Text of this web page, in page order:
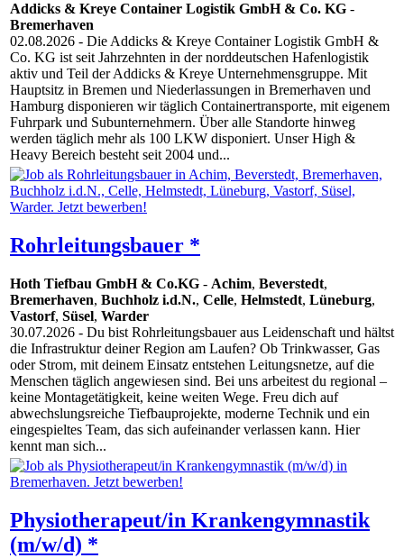
Addicks & Kreye Container Logistik GmbH & Co. KG -
Bremerhaven
02.08.2026 - Die Addicks & Kreye Container Logistik GmbH &
Co. KG ist seit Jahrzehnten in der norddeutschen Hafenlogistik
aktiv und Teil der Addicks & Kreye Unternehmensgruppe. Mit
Hauptsitz in Bremen und Niederlassungen in Bremerhaven und
Hamburg disponieren wir täglich Containertransporte, mit eigenem
Fuhrpark und Subunternehmern. Über alle Standorte hinweg
werden täglich mehr als 100 LKW disponiert. Unser High &
Heavy Bereich besteht seit 2004 und...
Rohrleitungsbauer *
Hoth Tiefbau GmbH & Co.KG - Achim, Beverstedt,
Bremerhaven, Buchholz i.d.N., Celle, Helmstedt, Lüneburg,
Vastorf, Süsel, Warder
30.07.2026 - Du bist Rohrleitungsbauer aus Leidenschaft und hältst
die Infrastruktur deiner Region am Laufen? Ob Trinkwasser, Gas
oder Strom, mit deinem Einsatz entstehen Leitungsnetze, auf die
Menschen täglich angewiesen sind. Bei uns arbeitest du regional –
keine Montagetätigkeit, keine weiten Wege. Freu dich auf
abwechslungsreiche Tiefbauprojekte, moderne Technik und ein
eingespieltes Team, das sich aufeinander verlassen kann. Hier
kennt man sich...
Physiotherapeut/in Krankengymnastik
(m/w/d) *